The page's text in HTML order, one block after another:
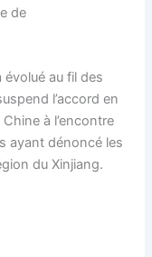
de
au fil des
l’accord en
à l’encontre
ayant dénoncé les
du Xinjiang.